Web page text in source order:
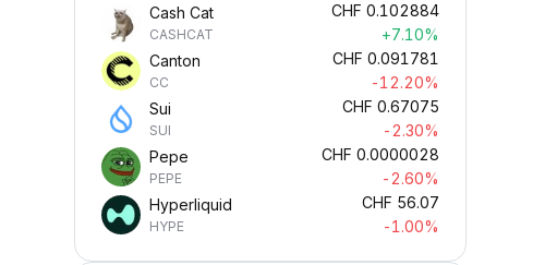
Cash Cat
CASHCAT
CHF 0.102884
+7.10%
Canton
CC
CHF 0.091781
-12.20%
Sui
SUI
CHF 0.67075
-2.30%
Pepe
PEPE
CHF 0.0000028
-2.60%
Hyperliquid
HYPE
CHF 56.07
-1.00%